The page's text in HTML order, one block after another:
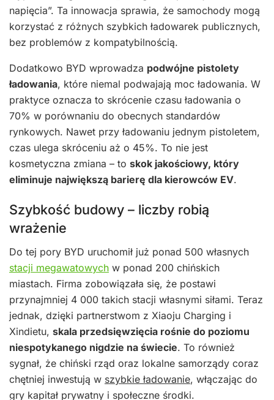
napięcia”. Ta innowacja sprawia, że samochody mogą
korzystać z różnych szybkich ładowarek publicznych,
bez problemów z kompatybilnością.
Dodatkowo BYD wprowadza podwójne pistolety
ładowania, które niemal podwajają moc ładowania. W
praktyce oznacza to skrócenie czasu ładowania o
70% w porównaniu do obecnych standardów
rynkowych. Nawet przy ładowaniu jednym pistoletem,
czas ulega skróceniu aż o 45%. To nie jest
kosmetyczna zmiana – to skok jakościowy, który
eliminuje największą barierę dla kierowców EV.
Szybkość budowy – liczby robią
wrażenie
Do tej pory BYD uruchomił już ponad 500 własnych
stacji megawatowych w ponad 200 chińskich
miastach. Firma zobowiązała się, że postawi
przynajmniej 4 000 takich stacji własnymi siłami. Teraz
jednak, dzięki partnerstwom z Xiaoju Charging i
Xindietu, skala przedsięwzięcia rośnie do poziomu
niespotykanego nigdzie na świecie. To również
sygnał, że chiński rząd oraz lokalne samorządy coraz
chętniej inwestują w szybkie ładowanie, włączając do
gry kapitał prywatny i społeczne środki.